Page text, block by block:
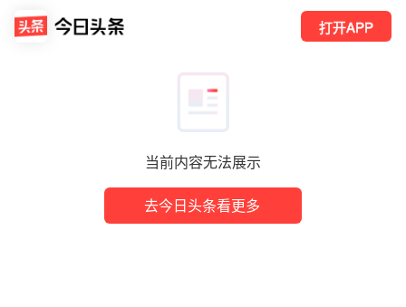
当前内容无法展示
去今日头条看更多
打开APP